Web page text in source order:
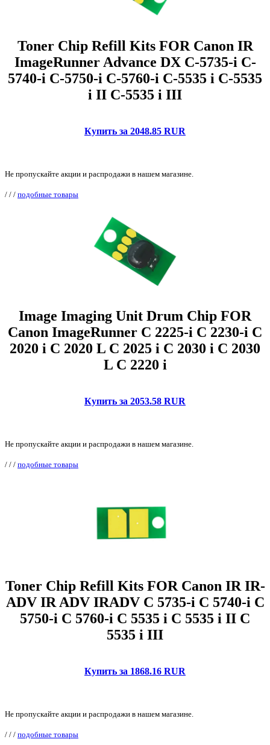
Toner Chip Refill Kits FOR Canon IR
ImageRunner Advance DX C-5735-i C-
5740-i C-5750-i C-5760-i C-5535 i C-5535
i II C-5535 i III
Купить за 2048.85 RUR
Не пропускайте акции и распродажи в нашем магазине.
/ / / подобные товары
Image Imaging Unit Drum Chip FOR
Canon ImageRunner C 2225-i C 2230-i C
2020 i C 2020 L C 2025 i C 2030 i C 2030
L C 2220 i
Купить за 2053.58 RUR
Не пропускайте акции и распродажи в нашем магазине.
/ / / подобные товары
Toner Chip Refill Kits FOR Canon IR IR-
ADV IR ADV IRADV C 5735-i C 5740-i C
5750-i C 5760-i C 5535 i C 5535 i II C
5535 i III
Купить за 1868.16 RUR
Не пропускайте акции и распродажи в нашем магазине.
/ / / подобные товары